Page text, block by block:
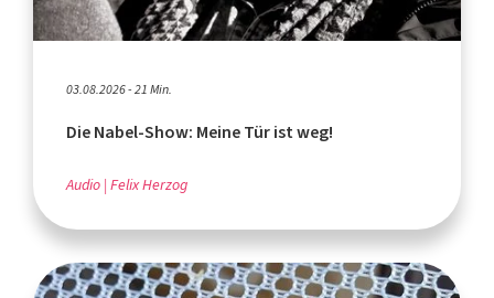
03.08.2026 - 21 Min.
Die Nabel-Show: Meine Tür ist weg!
Audio Felix Herzog